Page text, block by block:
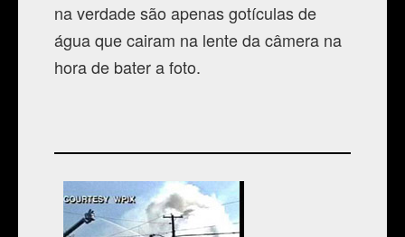
na verdade são apenas gotículas de
água que cairam na lente da câmera na
hora de bater a foto.